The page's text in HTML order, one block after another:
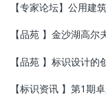
【专家论坛】公用建
【品苑 】金沙湖高
【品苑 】标识设计
【标识资讯 】第1期